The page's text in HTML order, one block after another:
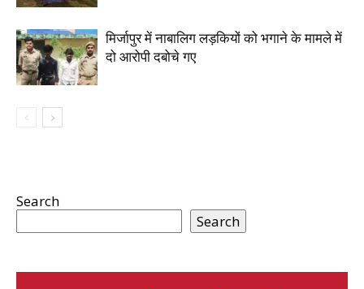
मिर्जापुर में नाबालिग लड़कियों को भगाने के मामले में
दो आरोपी दबोचे गए
Search
Search